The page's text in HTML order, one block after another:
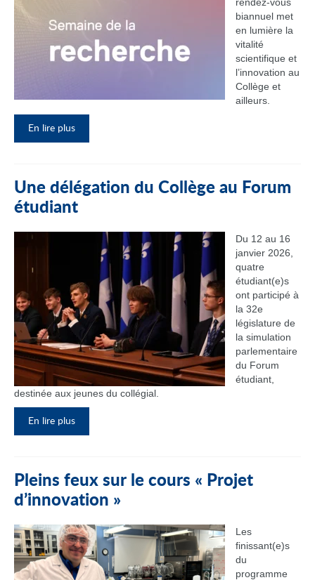
biannuel met
en lumière la
vitalité
scientifique et
l’innovation au
Collège et
ailleurs.
En lire plus
Une délégation du Collège au Forum
étudiant
Du 12 au 16
janvier 2026,
quatre
étudiant(e)s
ont participé à
la 32e
législature de
la simulation
parlementaire
du Forum
étudiant,
destinée aux jeunes du collégial.
En lire plus
Pleins feux sur le cours « Projet
d’innovation »
Les
finissant(e)s
du
programme